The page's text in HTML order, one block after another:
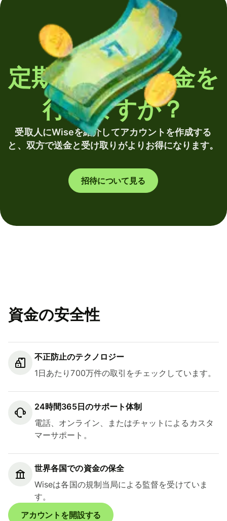
定期的に海外送金を
行いますか？
受取人にWiseを紹介してアカウントを作成する
と、双方で送金と受け取りがよりお得になります。
招待について見る
資金の安全性
不正防止のテクノロジー
1日あたり700万件の取引をチェックしています。
24時間365日のサポート体制
電話、オンライン、またはチャットによるカスタ
マーサポート。
世界各国での資金の保全
Wiseは各国の規制当局による監督を受けていま
す。
アカウントを開設する